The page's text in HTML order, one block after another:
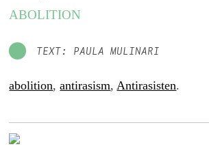
ABOLITION
TEXT: PAULA MULINARI
abolition,antirasism,Antirasisten.